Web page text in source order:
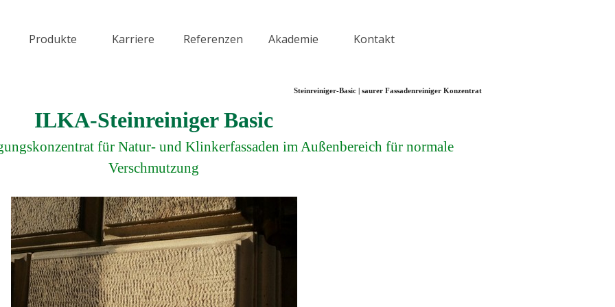
Menü überspringen
▼
Produkte ▼
Karriere Referenzen ▼
Akademie ▼
Kontakt
Steinreiniger-Basic | saurer Fassadenreiniger Konzentrat
ILKA-Steinreiniger Basic
für Natur- und Klinkerfassaden im Außenbereich für normale
Verschmutzung